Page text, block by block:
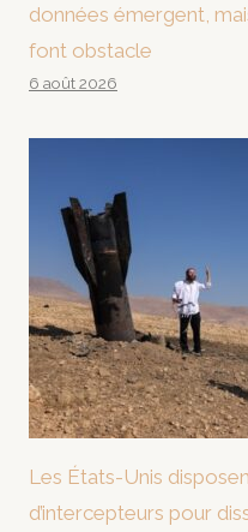
données émergent,
font obstacle
6 août 2026
Les États-Unis
d’intercepteurs pour